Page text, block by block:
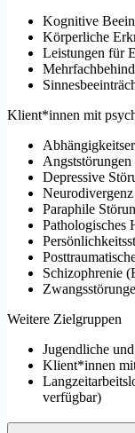
Kognitive
Körperliche
Leistungen für
Klient*innen mit
Angststörungen
Depressive
Neurodivergenz
Paraphile
Pathologisches
Schizophrenie (
Weitere Zielgruppen
Jugendliche
Klient*innen
verfügbar)